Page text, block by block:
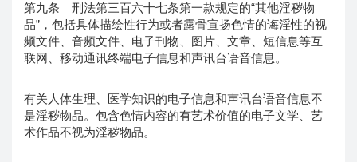
第九条 刑法第三百六十七条第一款规定的“其他淫秽物
品”，包括具体描绘性行为或者露骨宣扬色情的诲淫性的视
频文件、音频文件、电子刊物、图片、文章、短信息等互
联网、移动通讯终端电子信息和声讯台语音信息。
有关人体生理、医学知识的电子信息和声讯台语音信息不
是淫秽物品。包含色情内容的有艺术价值的电子文学、艺
术作品不视为淫秽物品。